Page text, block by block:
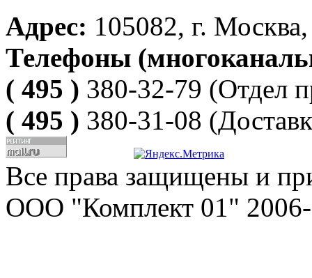
Адрес: 105082, г.
Телефоны
( 495 ) 380-32-79 (Отдел
( 495 ) 380-31-08
Все права защищены и
ООО "Комплект 01" 2006-